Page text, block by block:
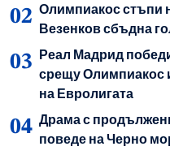
Олимпиакос стъпи
Везенков сбъдна
Реал Мадрид
срещу Олимпиакос
на Евролигата
Драма с
поведе на Черно